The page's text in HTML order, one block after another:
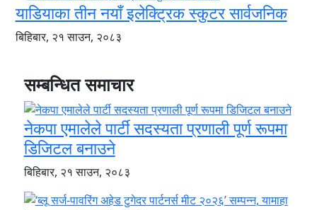
याडियाका तीन नयाँ इलेक्ट्रिक स्कुटर सार्वजनिक
बिहिबार, २१ साउन, २०८३
सम्बन्धित समाचार
नेकपा एमालेले पार्टी सदस्यता प्रणाली पूर्ण रूपमा
डिजिटल बनाउने
बिहिबार, २१ साउन, २०८३